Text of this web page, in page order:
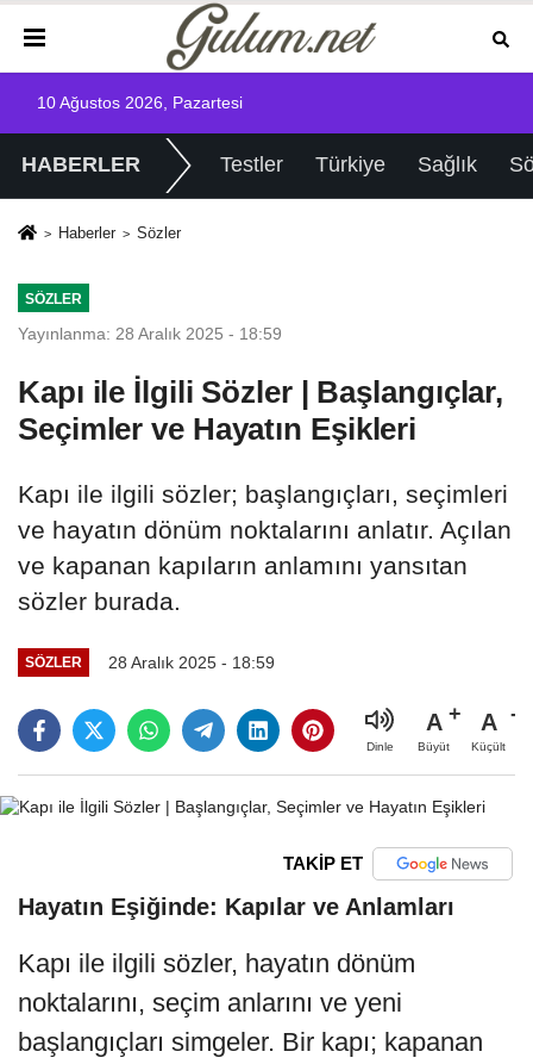
10 Ağustos 2026, Pazartesi
HABERLER Testler Türkiye Sağlık
Haberler Sözler
SÖZLER
Yayınlanma: 28 Aralık 2025 - 18:59
Kapı ile İlgili Sözler | Başlangıçlar,
Seçimler ve Hayatın Eşikleri
Kapı ile ilgili sözler; başlangıçları, seçimleri
ve hayatın dönüm noktalarını anlatır. Açılan
ve kapanan kapıların anlamını yansıtan
sözler burada.
SÖZLER 28 Aralık 2025 - 18:59
Dinle
A
Büyüt
A
Küçült
TAKİP ET
Hayatın Eşiğinde: Kapılar ve Anlamları
Kapı ile ilgili sözler, hayatın dönüm
noktalarını, seçim anlarını ve yeni
başlangıçları simgeler. Bir kapı; kapanan